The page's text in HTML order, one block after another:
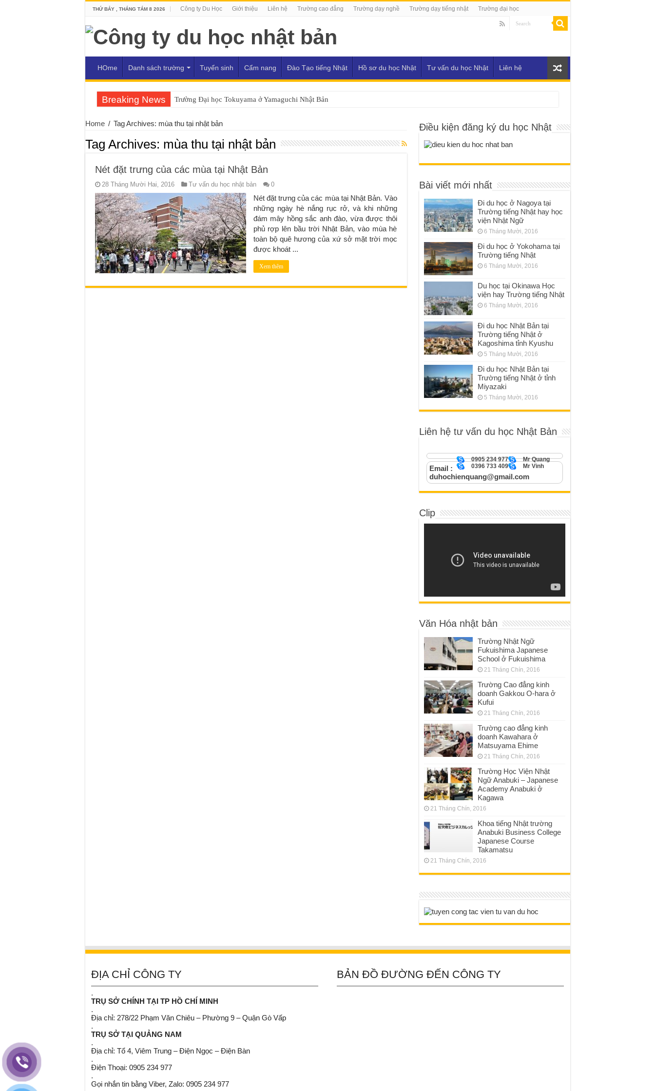
THỨ BẢY , THÁNG TÁM 8 2026 Công ty Du Học Giới thiệu Liên hệ Trường cao đẳng Trường dạy nghề Trường dạy tiếng nhật Trường đại học
HOme Danh sách trường Tuyển sinh Cẩm nang Đào Tạo tiếng Nhật Hồ sơ du học Nhật Tư vấn du học Nhật Liên hệ
Breaking News Trường Đại học Tokuyama ở Yamaguchi Nhật Bản
Home / Tag Archives: mùa thu tại nhật bản
Tag Archives: mùa thu tại nhật bản
Nét đặt trưng của các mùa tại Nhật Bản
28 Tháng Mười Hai, 2016 Tư vấn du học nhật bản 0
Nét đặt trưng của các mùa tại Nhật Bản. Vào
những ngày hè nắng rục rở, và khi những
đám mây hồng sắc anh đào, vừa được thôi
phủ rợp lên bầu trời Nhật Bản, vào mùa hè
toàn bộ quê hương của xứ sở mặt trời mọc
được khoát ...
Xem thêm
Điều kiện đăng ký du học Nhật
Bài viết mới nhất
Đi du học ở Nagoya tại
Trường tiếng Nhật hay học
viện Nhật Ngữ
6 Tháng Mười, 2016
Đi du học ở Yokohama tại
Trường tiếng Nhật
6 Tháng Mười, 2016
Du học tại Okinawa Học
viện hay Trường tiếng Nhật
6 Tháng Mười, 2016
Đi du học Nhật Bản tại
Trường tiếng Nhật ở
Kagoshima tỉnh Kyushu
5 Tháng Mười, 2016
Đi du học Nhật Bản tại
Trường tiếng Nhật ở tỉnh
Miyazaki
5 Tháng Mười, 2016
Liên hệ tư vấn du học Nhật Bản
Mr Quang
0905 234 977
Mr Vinh
0396 733 409
Email :
duhochienquang@gmail.com
Clip
Văn Hóa nhật bản
Trường Nhật Ngữ
Fukuishima Japanese
School ở Fukuishima
21 Tháng Chín, 2016
Trường Cao đẳng kinh
doanh Gakkou O-hara ở
Kufui
21 Tháng Chín, 2016
Trường cao đẳng kinh
doanh Kawahara ở
Matsuyama Ehime
21 Tháng Chín, 2016
Trường Học Viện Nhật
Ngữ Anabuki – Japanese
Academy Anabuki ở
Kagawa
21 Tháng Chín, 2016
Khoa tiếng Nhật trường
Anabuki Business College
Japanese Course
Takamatsu
21 Tháng Chín, 2016
ĐỊA CHỈ CÔNG TY
.
TRỤ SỞ CHÍNH TẠI TP HỒ CHÍ MINH
.
Địa chỉ: 278/22 Phạm Văn Chiêu – Phường 9 – Quận Gò Vấp
.
TRỤ SỞ TẠI QUẢNG NAM
.
Địa chỉ: Tổ 4, Viêm Trung – Điện Ngọc – Điện Bàn
.
Điện Thoại: 0905 234 977
.
Gọi nhắn tin bằng Viber, Zalo: 0905 234 977
BẢN ĐỒ ĐƯỜNG ĐẾN CÔNG TY